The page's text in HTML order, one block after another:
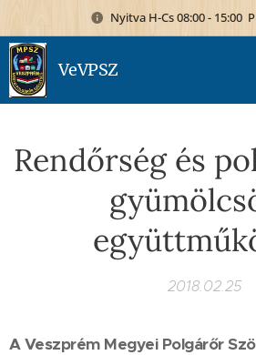
Nyitva H-Cs 08:00 - 15:00
VeVPSZ
Rendőrség és
2018.02.25
A Veszprém Megyei Polgárőr